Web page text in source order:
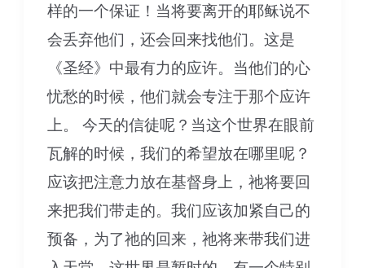
样的一个保证！当将要离开的耶稣说不
会丢弃他们，还会回来找他们。这是
《圣经》中最有力的应许。当他们的心
忧愁的时候，他们就会专注于那个应许
上。 今天的信徒呢？当这个世界在眼前
瓦解的时候，我们的希望放在哪里呢？
应该把注意力放在基督身上，祂将要回
来把我们带走的。我们应该加紧自己的
预备，为了祂的回来，祂将来带我们进